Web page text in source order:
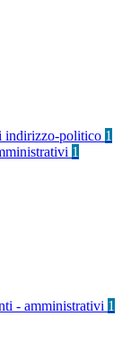
indirizzo-politico 1
1
- amministrativi 1